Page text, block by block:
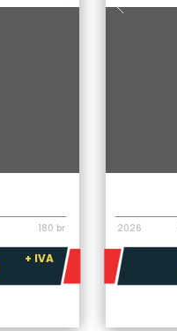
180 br
+ IVA
2026